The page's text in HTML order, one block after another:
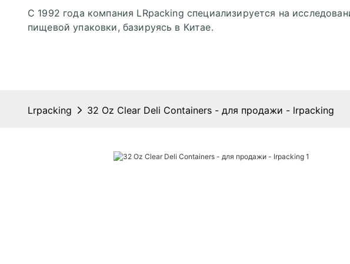
С 1992 года компания LRpacking специализируется на
пищевой упаковки, базируясь в Китае.
Lrpacking 32 Oz Clear Deli Containers - для продажи - lrpacking